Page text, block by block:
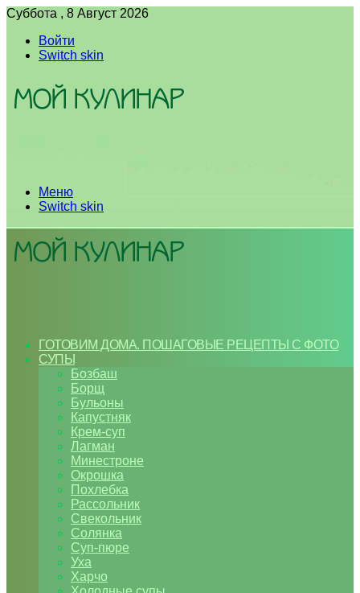
Суббота , 8 Август 2026
Войти
Switch skin
Меню
Switch skin
ГОТОВИМ ДОМА. ПОШАГОВЫЕ РЕЦЕПТЫ С ФОТО
СУПЫ
Бозбаш
Борщ
Бульоны
Капустняк
Крем-суп
Лагман
Минестроне
Окрошка
Похлебка
Рассольник
Свекольник
Солянка
Суп-пюре
Уха
Харчо